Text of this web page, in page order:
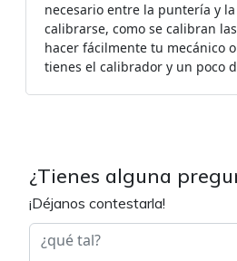
necesario entre la puntería y
calibrarse, como se calibran
hacer fácilmente tu mecánico
tienes el calibrador y un poco
¿Tienes alguna
¡Déjanos contestarla!